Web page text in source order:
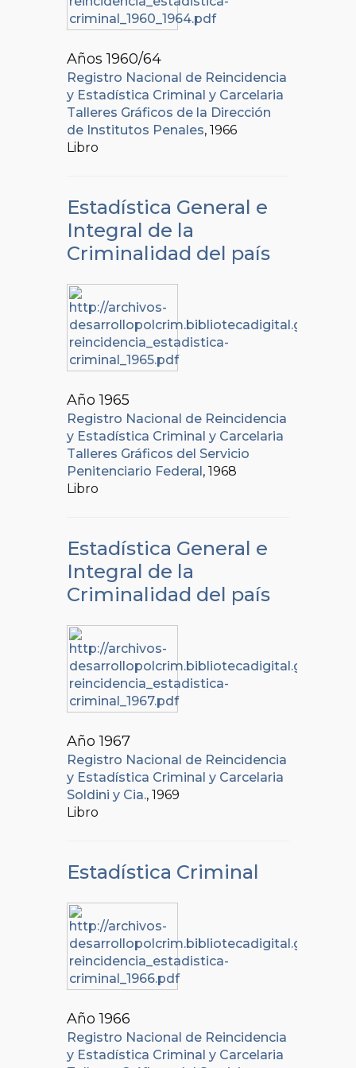
Años 1960/64
Registro Nacional de Reincidencia
y Estadística Criminal y Carcelaria
Talleres Gráficos de la Dirección
de Institutos Penales, 1966
Libro
Estadística General e
Integral de la
Criminalidad del país
Año 1965
Registro Nacional de Reincidencia
y Estadística Criminal y Carcelaria
Talleres Gráficos del Servicio
Penitenciario Federal , 1968
Libro
Estadística General e
Integral de la
Criminalidad del país
Año 1967
Registro Nacional de Reincidencia
y Estadística Criminal y Carcelaria
Soldini y Cia., 1969
Libro
Estadística Criminal
Año 1966
Registro Nacional de Reincidencia
y Estadística Criminal y Carcelaria